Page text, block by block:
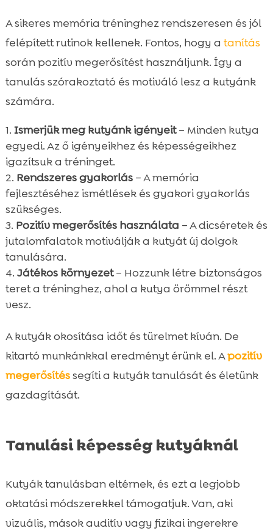
A sikeres memória tréninghez rendszeresen és jól
felépített rutinok kellenek. Fontos, hogy a tanítás
során pozitív megerősítést használjunk. Így a
tanulás szórakoztató és motiváló lesz a kutyánk
számára.
Ismerjük meg kutyánk igényeit– Minden kutya
egyedi. Az ő igényeikhez és képességeikhez
igazítsuk a tréninget.
Rendszeres gyakorlás– A memória
fejlesztéséhez ismétlések és gyakori gyakorlás
szükséges.
Pozitív megerősítés használata – A dicséretek és
jutalomfalatok motiválják a kutyát új dolgok
tanulására.
Játékos környezet– Hozzunk létre biztonságos
teret a tréninghez, ahol a kutya örömmel részt
vesz.
A kutyák okosítása időt és türelmet kíván. De
kitartó munkánkkal eredményt érünk el. Apozitív
megerősítéssegíti a kutyák tanulását és életünk
gazdagítását.
Tanulási képesség kutyáknál
Kutyák tanulásban eltérnek, és ezt a legjobb
oktatási módszerekkel támogatjuk. Van, aki
vizuális, mások auditív vagy fizikai ingerekre